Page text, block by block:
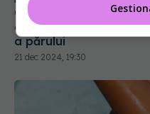
Cum să previi căderea
alături de remedii
a părului
21 dec 2024, 19:30